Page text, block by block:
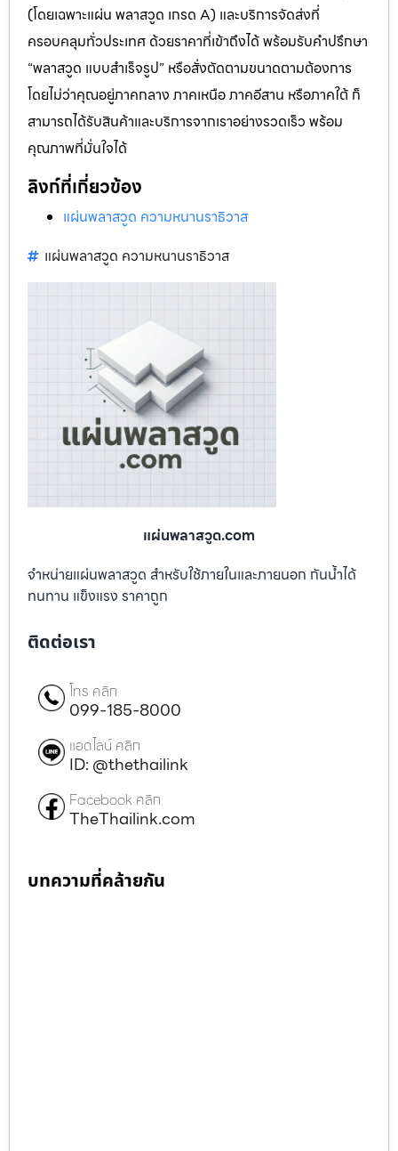
(โดยเฉพาะแผ่น พลาสวูด เกรด A) และบริการจัดส่งที่
ครอบคลุมทั่วประเทศ ด้วยราคาที่เข้าถึงได้ พร้อมรับคำปรึกษา
“พลาสวูด แบบสำเร็จรูป” หรือสั่งตัดตามขนาดตามต้องการ
โดยไม่ว่าคุณอยู่ภาคกลาง ภาคเหนือ ภาคอีสาน หรือภาคใต้ ก็
สามารถได้รับสินค้าและบริการจากเราอย่างรวดเร็ว พร้อม
คุณภาพที่มั่นใจได้
ลิงก์ที่เกี่ยวข้อง
แผ่นพลาสวูด ความหนานราธิวาส
แผ่นพลาสวูด ความหนานราธิวาส
แผ่นพลาสวูด.com
จำหน่ายแผ่นพลาสวูด สำหรับใช้ภายในและภายนอก กันน้ำได้
ทนทาน แข็งแรง ราคาถูก
ติดต่อเรา
โทร คลิก
099-185-8000
แอดไลน์ คลิก
ID: @thethailink
Facebook คลิก
TheThailink.com
บทความที่คล้ายกัน